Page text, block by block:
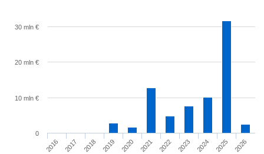
2016 2017 2018 2019 2020 2021 2022 2023 2024 2025 2026
0
10 mln €
20 mln €
30 mln €